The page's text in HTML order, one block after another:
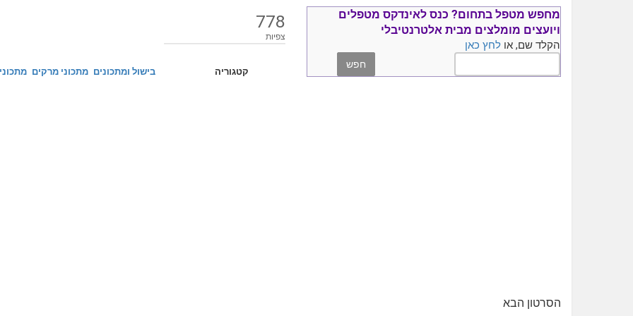
778
צפיות
קטגוריה בישול ומתכונים מתכוני מרקים
מחפש מטפל בתחום? כנס לאינדקס מטפלים
ויועצים מומלצים מבית אלטרנטיבלי
הקלד שם, או לחץ כאן
הסרטון הבא